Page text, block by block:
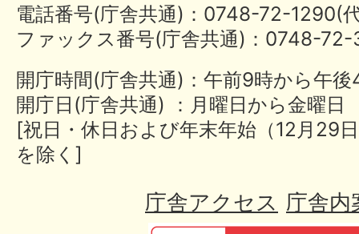
電話番号(庁舎共通)：0748-72-
ファックス番号(庁舎共通)：0748-
開庁時間(庁舎共通)：午前9時から午
開庁日(庁舎共通) ：月曜日から金曜日
[祝日・休日および年末年始（12月29
を除く]
庁舎アクセス 庁舎内